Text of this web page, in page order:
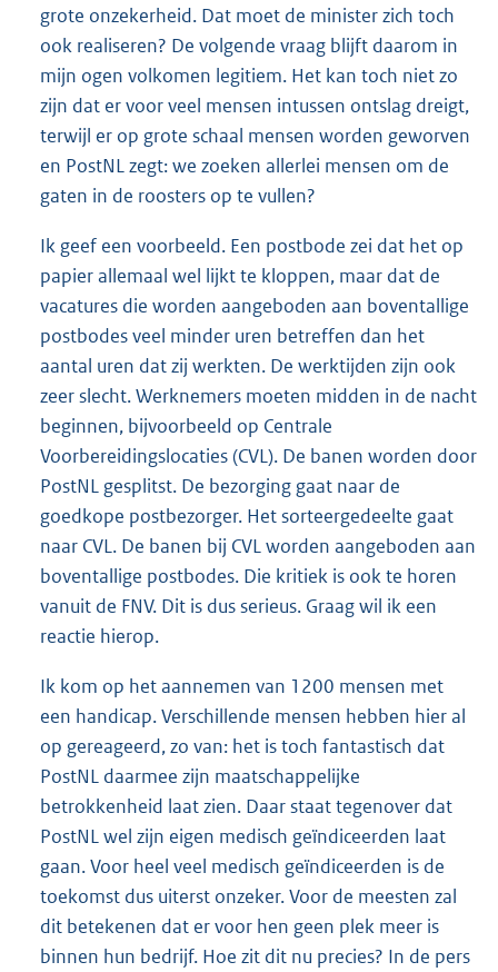
grote onzekerheid. Dat moet de minister zich toch
ook realiseren? De volgende vraag blijft daarom in
mijn ogen volkomen legitiem. Het kan toch niet zo
zijn dat er voor veel mensen intussen ontslag dreigt,
terwijl er op grote schaal mensen worden geworven
en PostNL zegt: we zoeken allerlei mensen om de
gaten in de roosters op te vullen?
Ik geef een voorbeeld. Een postbode zei dat het op
papier allemaal wel lijkt te kloppen, maar dat de
vacatures die worden aangeboden aan boventallige
postbodes veel minder uren betreffen dan het
aantal uren dat zij werkten. De werktijden zijn ook
zeer slecht. Werknemers moeten midden in de nacht
beginnen, bijvoorbeeld op Centrale
Voorbereidingslocaties (CVL). De banen worden door
PostNL gesplitst. De bezorging gaat naar de
goedkope postbezorger. Het sorteergedeelte gaat
naar CVL. De banen bij CVL worden aangeboden aan
boventallige postbodes. Die kritiek is ook te horen
vanuit de FNV. Dit is dus serieus. Graag wil ik een
reactie hierop.
Ik kom op het aannemen van 1200 mensen met
een handicap. Verschillende mensen hebben hier al
op gereageerd, zo van: het is toch fantastisch dat
PostNL daarmee zijn maatschappelijke
betrokkenheid laat zien. Daar staat tegenover dat
PostNL wel zijn eigen medisch geïndiceerden laat
gaan. Voor heel veel medisch geïndiceerden is de
toekomst dus uiterst onzeker. Voor de meesten zal
dit betekenen dat er voor hen geen plek meer is
binnen hun bedrijf. Hoe zit dit nu precies? In de pers